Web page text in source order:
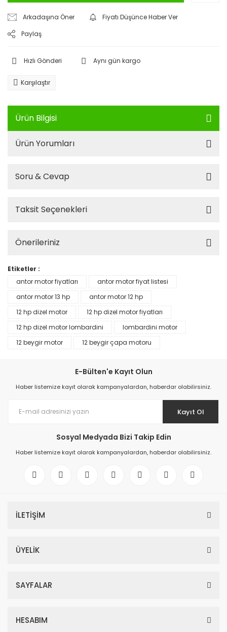
Arkadaşına Öner
Fiyatı Düşünce Haber Ver
Paylaş
Hızlı Gönderi Aynı gün kargo
Karşılaştır
Ürün Bilgisi
Ürün Yorumları
Soru & Cevap
Taksit Seçenekleri
Önerileriniz
Etiketler :
antor motor fiyatları
antor motor fiyat listesi
antor motor 13 hp
antor motor 12 hp
12 hp dizel motor
12 hp dizel motor fiyatları
12 hp dizel motor lombardini
lombardini motor
12 beygir motor
12 beygir çapa motoru
E-Bülten'e Kayıt Olun
Haber listemize kayıt olarak kampanyalardan, haberdar olabilirsiniz.
Kayıt Ol
Sosyal Medyada Bizi Takip Edin
Haber listemize kayıt olarak kampanyalardan, haberdar olabilirsiniz.
İLETİŞİM
ÜYELİK
SAYFALAR
HESABIM